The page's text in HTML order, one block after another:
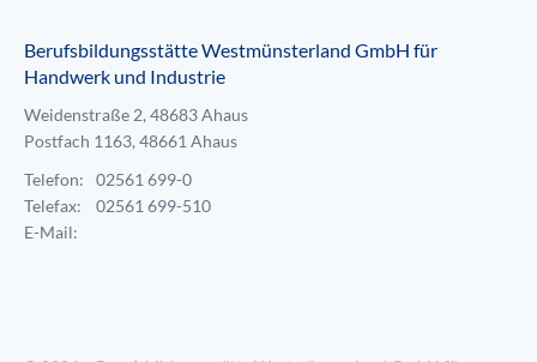
Berufsbildungsstätte Westmünsterland GmbH für
Handwerk und Industrie
Weidenstraße 2, 48683 Ahaus
Postfach 1163, 48661 Ahaus
Telefon:
02561 699-0
Telefax:
02561 699-510
E-Mail: